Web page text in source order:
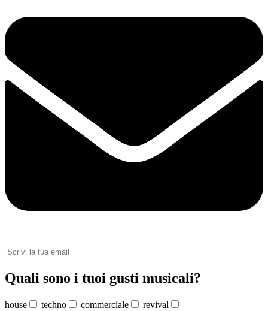
Quali sono i tuoi gusti musicali?
house techno commerciale
revival